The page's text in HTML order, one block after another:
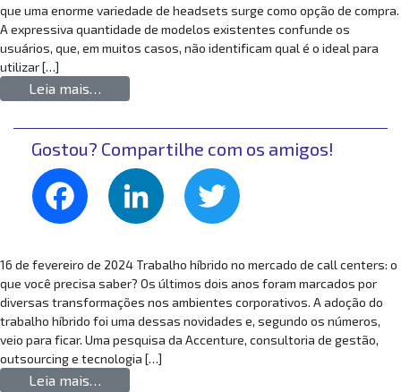
que uma enorme variedade de headsets surge como opção de compra.
A expressiva quantidade de modelos existentes confunde os
usuários, que, em muitos casos, não identificam qual é o ideal para
utilizar […]
Leia mais…
Gostou? Compartilhe com os amigos!
Facebook LinkedIn
16 de fevereiro de 2024 Trabalho híbrido no mercado de call centers: o
que você precisa saber? Os últimos dois anos foram marcados por
diversas transformações nos ambientes corporativos. A adoção do
trabalho híbrido foi uma dessas novidades e, segundo os números,
veio para ficar. Uma pesquisa da Accenture, consultoria de gestão,
outsourcing e tecnologia […]
Leia mais…